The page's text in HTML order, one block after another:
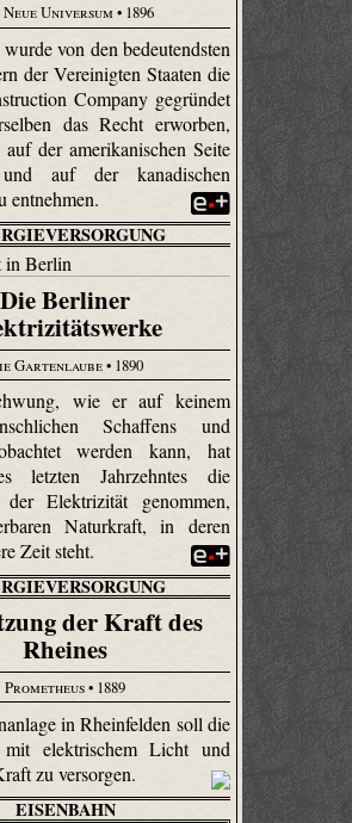
Neue Universum • 1896
von den bedeutendsten
der Vereinigten Staaten die
Company gegründet
das Recht erworben,
der amerikanischen Seite
und auf der kanadischen
entnehmen.
Die Berliner
Gartenlaube• 1890
wie er auf keinem
Schaffens und
werden kann, hat
letzten Jahrzehntes die
Elektrizität genommen,
Naturkraft, in deren
Zeit steht.
der Kraft des
Rheines
Prometheus• 1889
in Rheinfelden soll die
elektrischem Licht und
zu versorgen.
EISENBAHN